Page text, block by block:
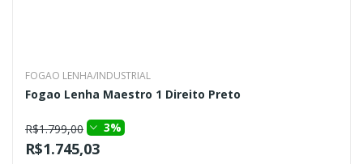
FOGAO LENHA/INDUSTRIAL
Fogao Lenha Maestro 1 Direito Preto
R$1.799,00 3%
R$1.745,03